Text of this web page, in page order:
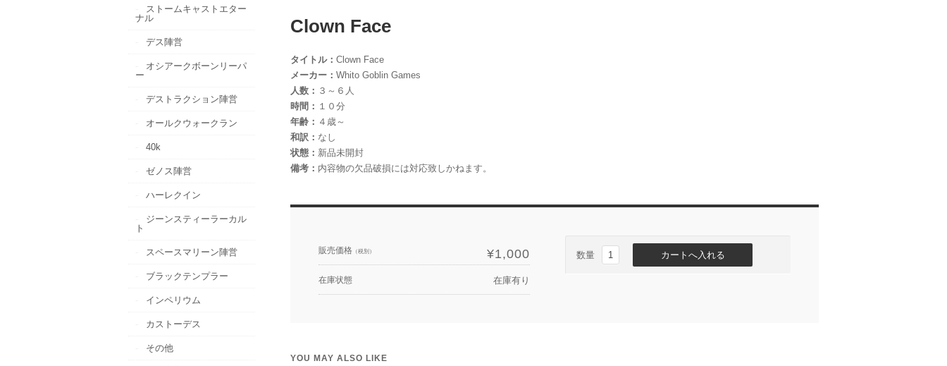
Clown Face
タイトル： Clown Face
メーカー： Whito Goblin Games
人数： ３～６人
時間： １０分
年齢： ４歳～
和訳： なし
状態： 新品未開封
備考： 内容物の欠品破損には対応致しかねます。
販売価格 （税別） ¥1,000
在庫状態 在庫有り
数量
YOU MAY ALSO LIKE
ストームキャストエター
ナル
デス陣営
オシアークボーンリーパ
ー
デストラクション陣営
オールクウォークラン
40k
ゼノス陣営
ハーレクイン
ジーンスティーラーカル
ト
スペースマリーン陣営
ブラックテンプラー
インペリウム
カストーデス
その他